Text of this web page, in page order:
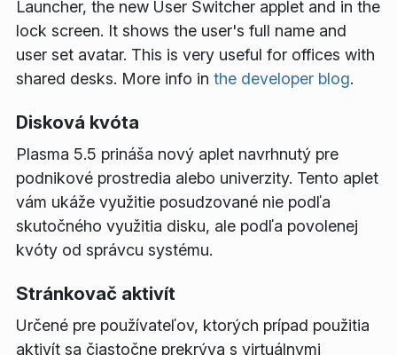
Launcher, the new User Switcher applet and in the
lock screen. It shows the user's full name and
user set avatar. This is very useful for offices with
shared desks. More info in the developer blog.
Disková kvóta
Plasma 5.5 prináša nový aplet navrhnutý pre
podnikové prostredia alebo univerzity. Tento aplet
vám ukáže využitie posudzované nie podľa
skutočného využitia disku, ale podľa povolenej
kvóty od správcu systému.
Stránkovač aktivít
Určené pre používateľov, ktorých prípad použitia
aktivít sa čiastočne prekrýva s virtuálnymi